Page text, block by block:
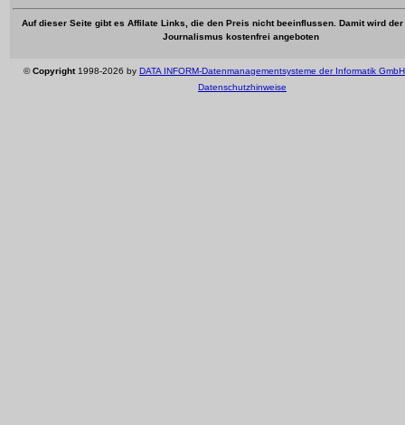
Auf dieser Seite gibt es Affilate Links, die den Preis nicht beeinflussen. Damit wird
Journalismus kostenfrei angeboten
©Copyright1998-2026 by DATA INFORM-Datenmanagementsysteme der Informatik GmbH
Datenschutzhinweise